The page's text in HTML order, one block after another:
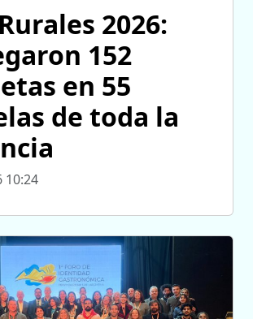
2026:
152
en 55
de toda la
10:24